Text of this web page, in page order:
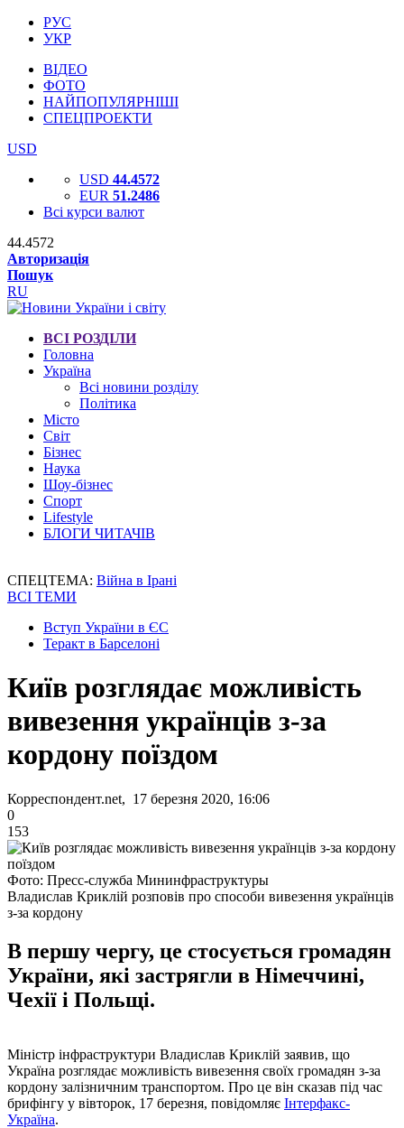
РУС
УКР
ВІДЕО
ФОТО
НАЙПОПУЛЯРНІШІ
СПЕЦПРОЕКТИ
USD
USD 44.4572
EUR 51.2486
Всі курси валют
44.4572
Авторизація
Пошук
RU
ВСІ РОЗДІЛИ
Головна
Україна
Всі новини розділу
Політика
Місто
Світ
Бізнес
Наука
Шоу-бізнес
Спорт
Lifestyle
БЛОГИ ЧИТАЧІВ
СПЕЦТЕМА: Війна в Ірані
ВСІ ТЕМИ
Вступ України в ЄС
Теракт в Барселоні
Київ розглядає можливість
вивезення українців з-за
кордону поїздом
Корреспондент.net, 17 березня 2020, 16:06
0
153
Фото: Пресс-служба Мининфраструктуры
Владислав Криклій розповів про способи вивезення українців
з-за кордону
В першу чергу, це стосується громадян
України, які застрягли в Німеччині,
Чехії і Польщі.
Міністр інфраструктури Владислав Криклій заявив, що
Україна розглядає можливість вивезення своїх громадян з-за
кордону залізничним транспортом. Про це він сказав під час
брифінгу у вівторок, 17 березня, повідомляє Інтерфакс-
Україна.